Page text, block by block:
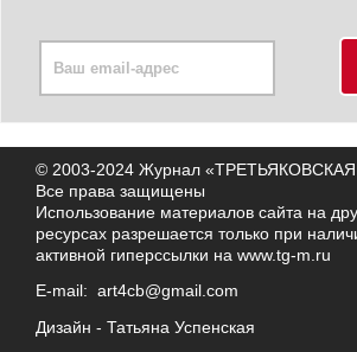
© 2003-2024 Журнал
Все права защищены
Использование материалов сайта на
ресурсах разрешается только при
активной гиперссылки на www.tg-m.ru
E-mail: art4cb@gmail.com
Дизайн - Татьяна Успенская